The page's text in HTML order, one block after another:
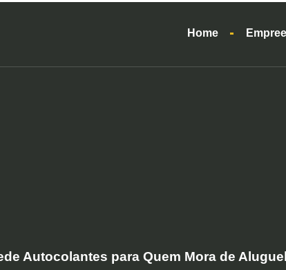
Home
Autocolantes para Quem Mora de